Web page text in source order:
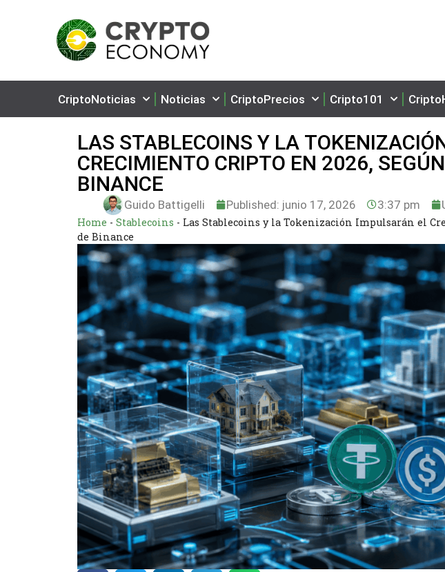
CriptoNoticias Noticias CriptoPrecios Cripto101
LAS STABLECOINS Y LA
CRECIMIENTO CRIPTO EN 2026,
BINANCE
Guido Battigelli Published: junio 17, 2026 3:37 pm
Home - Stablecoins - Las Stablecoins y la Tokenización Impulsarán el
de Binance